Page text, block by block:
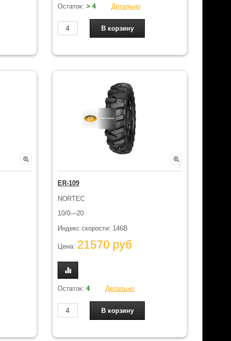
Остаток: > 4 Детально
ER-109
NORTEC
10/0—20
Индекс скорости: 146B
Цена: 21570 руб
Остаток: 4 Детально